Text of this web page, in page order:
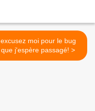
excusez moi pour le bug
que j'espère passagé! >